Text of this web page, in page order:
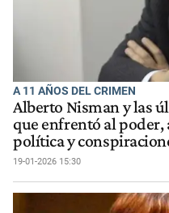
A 11 AÑOS DEL CRIMEN
Alberto Nisman y las
que enfrentó al
política y
19-01-2026 15:30